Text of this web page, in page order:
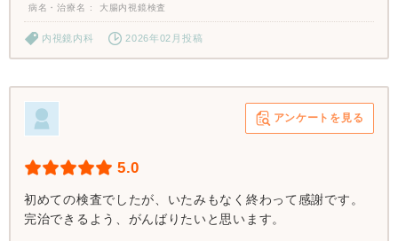
病名・治療名 大腸内視鏡検査
内視鏡内科 2026年02月投稿
アンケートを見る
5.0
初めての検査でしたが、いたみもなく終わって感謝です。
完治できるよう、がんばりたいと思います。